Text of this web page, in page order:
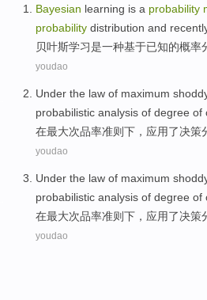
Bayesian learning is a probability
probability distribution and
贝叶斯学习是一种基于已知的概率
youdao
Under the law of maximum
probabilistic analysis of degree of
在最大次品率准则下 ， 应用了决策
youdao
Under the law of maximum
probabilistic analysis of degree of
在最大次品率准则下 ， 应用了决策
youdao